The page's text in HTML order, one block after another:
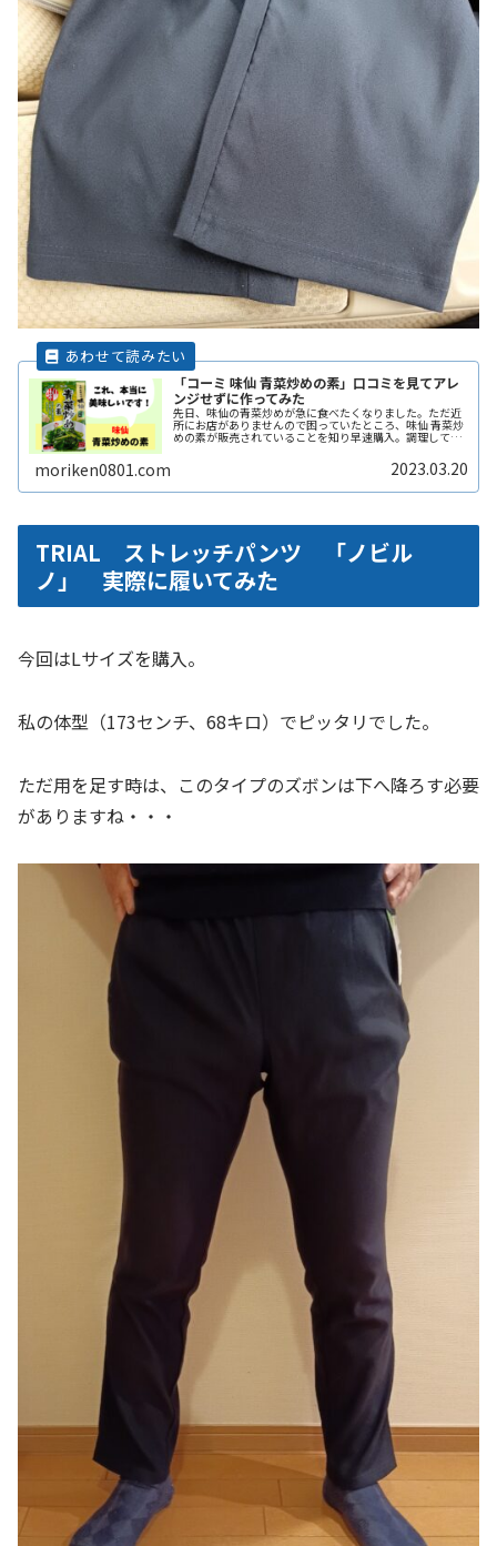
「コーミ 味仙 青菜炒めの素」口コミを見てアレ
ンジせずに作ってみた
先日、味仙の青菜炒めが急に食べたくなりました。ただ近
所にお店がありませんので困っていたところ、味仙 青菜炒
めの素が販売されていることを知り早速購入。調理して食
効いていて最高でした。家庭でもReadMore...
moriken0801.com 2023.03.20
TRIAL ストレッチパンツ 「ノビル
ノ」 実際に履いてみた
今回はLサイズを購入。
私の体型（173センチ、68キロ）でピッタリでした。
ただ用を足す時は、このタイプのズボンは下へ降ろす必要
がありますね・・・